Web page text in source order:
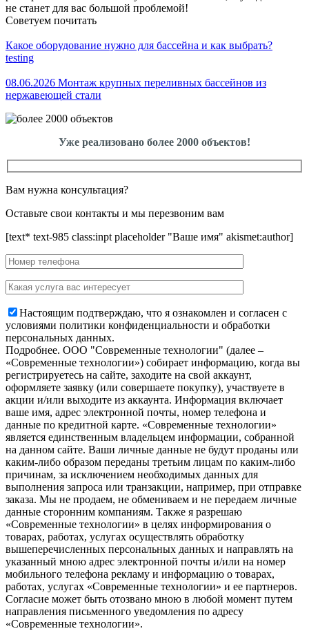
не станет для вас большой проблемой!
Советуем почитать
Какое оборудование нужно для бассейна и как выбрать?
testing
08.06.2026 Монтаж крупных переливных бассейнов из
нержавеющей стали
Уже реализовано более 2000 объектов!
Вам нужна консультация?
Оставьте свои контакты и мы перезвоним вам
[text* text-985 class:inpt placeholder "Ваше имя" akismet:author]
Настоящим подтверждаю, что я ознакомлен и согласен с
условиями политики конфиденциальности и обработки
персональных данных.
Подробнее. OOO "Современные технологии" (далее –
«Современные технологии») собирает информацию, когда вы
регистрируетесь на сайте, заходите на свой аккаунт,
оформляете заявку (или совершаете покупку), участвуете в
акции и/или выходите из аккаунта. Информация включает
ваше имя, адрес электронной почты, номер телефона и
данные по кредитной карте. «Современные технологии»
является единственным владельцем информации, собранной
на данном сайте. Ваши личные данные не будут проданы или
каким-либо образом переданы третьим лицам по каким-либо
причинам, за исключением необходимых данных для
выполнения запроса или транзакции, например, при отправке
заказа. Мы не продаем, не обмениваем и не передаем личные
данные сторонним компаниям. Также я разрешаю
«Современные технологии» в целях информирования о
товарах, работах, услугах осуществлять обработку
вышеперечисленных персональных данных и направлять на
указанный мною адрес электронной почты и/или на номер
мобильного телефона рекламу и информацию о товарах,
работах, услугах «Современные технологии» и ее партнеров.
Согласие может быть отозвано мною в любой момент путем
направления письменного уведомления по адресу
«Современные технологии».